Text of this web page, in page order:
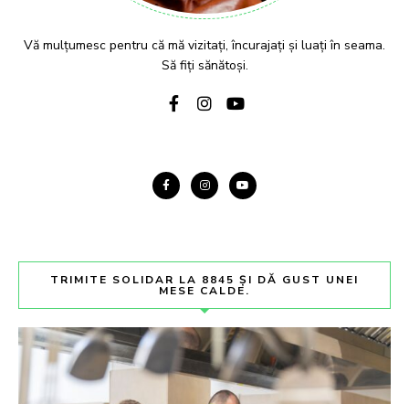
Vă mulțumesc pentru că mă vizitați, încurajați și luați în seama.
Să fiți sănătoși.
TRIMITE SOLIDAR LA 8845 ȘI DĂ GUST UNEI
MESE CALDE.